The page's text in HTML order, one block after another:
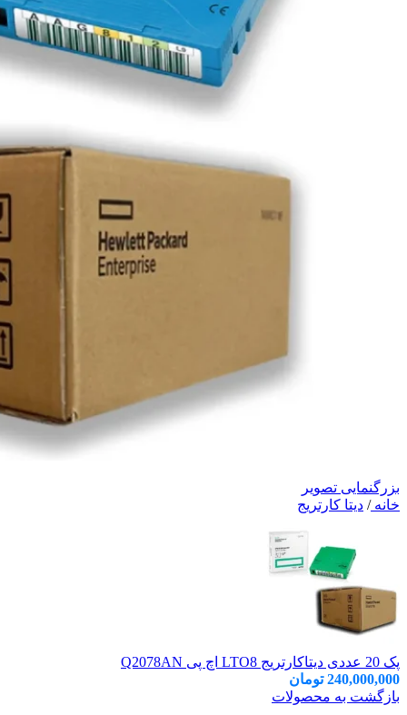
بزرگنمایی تصویر
خانه/ دیتا کارتریج
پک 20 عددی دیتاکارتریج LTO8 اچ پی Q2078AN
240,000,000 تومان
بازگشت به محصولات